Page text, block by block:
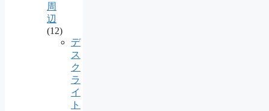
周
辺
(12)
デ
ス
ク
ラ
イ
ト